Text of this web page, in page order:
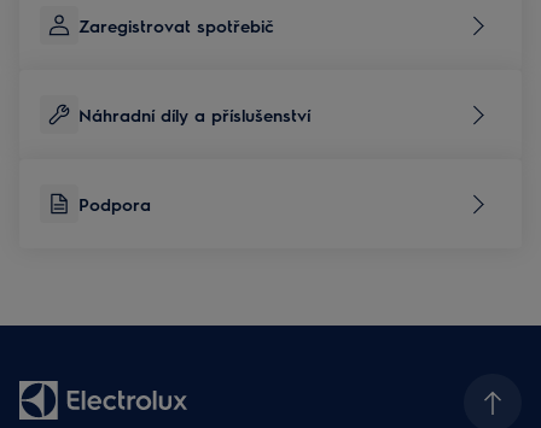
Zaregistrovat spotřebič
Náhradní díly a příslušenství
Podpora